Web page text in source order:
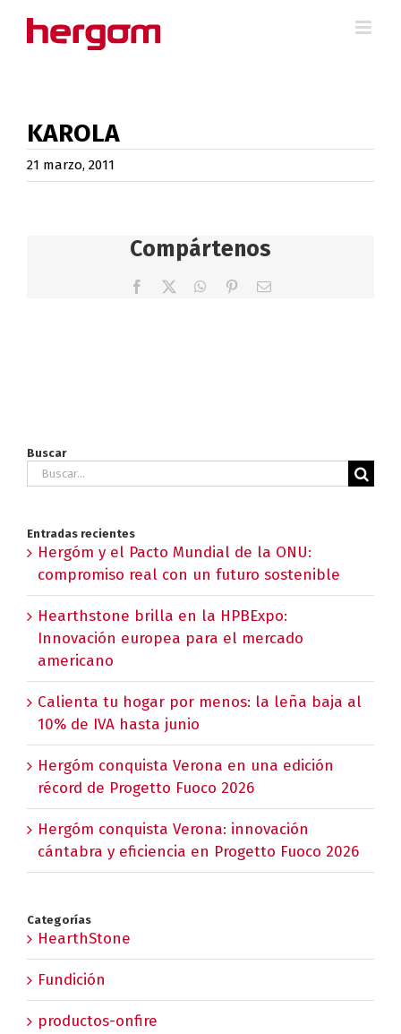
KAROLA
21 marzo, 2011
Compártenos
Facebook WhatsApp
PinterestCorreo
Buscar
Buscar:
Entradas recientes
Hergóm y el Pacto Mundial de la ONU:
compromiso real con un futuro sostenible
Hearthstone brilla en la HPBExpo:
Innovación europea para el mercado
americano
Calienta tu hogar por menos: la leña baja al
10% de IVA hasta junio
Hergóm conquista Verona en una edición
récord de Progetto Fuoco 2026
Hergóm conquista Verona: innovación
cántabra y eficiencia en Progetto Fuoco 2026
Categorías
HearthStone
Fundición
productos-onfire